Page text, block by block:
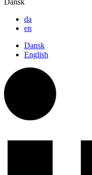
Dansk
da
en
Dansk
English